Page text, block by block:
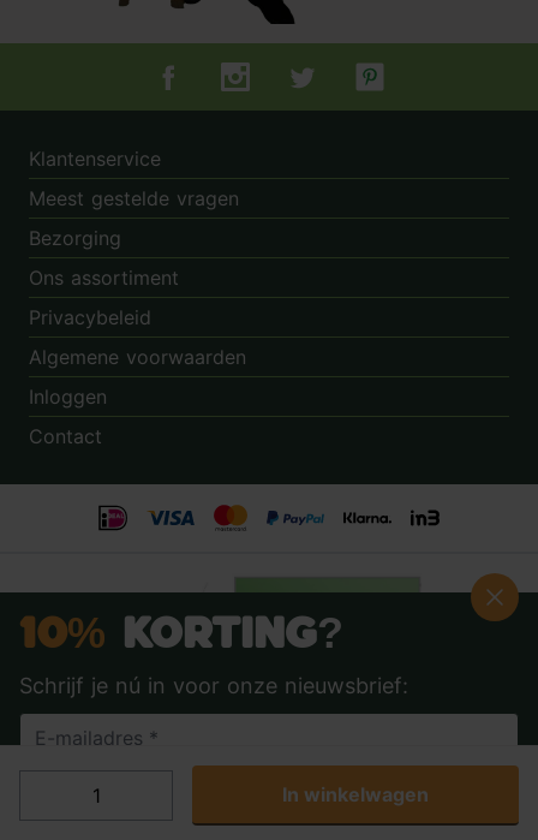
In winkelwagen
Tuincentrum.nl op Facebook
Tuincentrum.nl op Instagram
Tuincentrum.nl op Twitter
Tuincentrum.nl op
Klantenservice
Meest gestelde vragen
Bezorging
Ons assortiment
Privacybeleid
Algemene voorwaarden
Inloggen
Contact
Beoordeling:
© 2014 - 2026 - Tuincentrum.nl B.V.
10% Korting?
Schrijf je nú in voor onze nieuwsbrief:
Ja, ik wil 10% korting